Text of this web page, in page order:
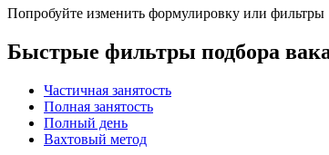
Попробуйте изменить формулировку или фильтры
Быстрые фильтры подбора
Частичная занятость
Полная занятость
Полный день
Вахтовый метод